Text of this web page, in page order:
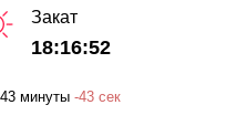
Закат
18:16:52
, 43 минуты -43 сек